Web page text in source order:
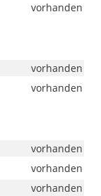
vorhanden
vorhanden
vorhanden
vorhanden
vorhanden
vorhanden